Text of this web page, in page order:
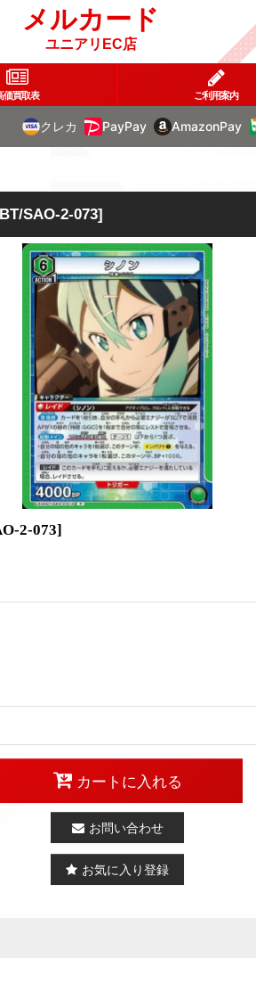
メルカード
ユニアリEC店
価買取表 ご利用案内
クレカ PayPay AmazonPay
SAO-2-073]
2-073]
カートに入れる
お問い合わせ
お気に入り登録